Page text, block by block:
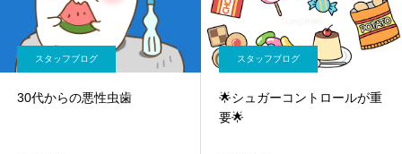
スタッフブログ
30代からの悪性虫歯
スタッフブログ
🌟シュガーコントロールが重
要🌟